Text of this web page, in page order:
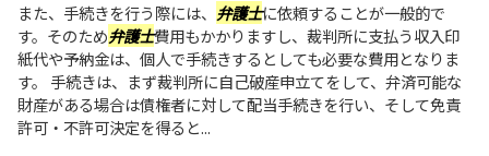
また、手続きを行う際には、 弁護士に依頼することが一般的で
す。そのため弁護士費用もかかりますし、裁判所に支払う収入印
紙代や予納金は、個人で手続きするとしても必要な費用となりま
す。 手続きは、まず裁判所に自己破産申立てをして、弁済可能な
財産がある場合は債権者に対して配当手続きを行い、そして免責
許可・不許可決定を得ると...